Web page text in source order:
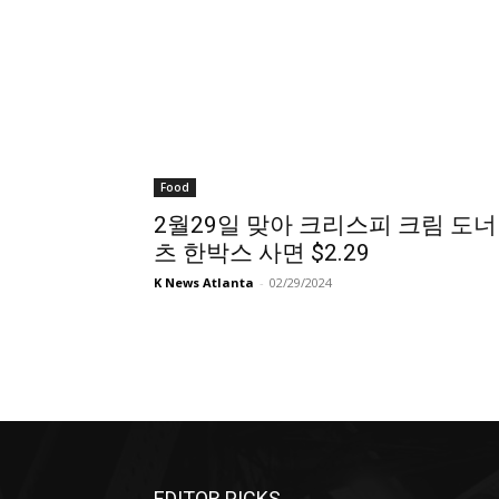
Food
2월29일 맞아 크리스피 크림 도너
츠 한박스 사면 $2.29
K News Atlanta - 02/29/2024